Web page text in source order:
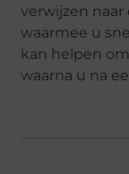
verwijzen
waarmee u
kan helpen
waarna u na